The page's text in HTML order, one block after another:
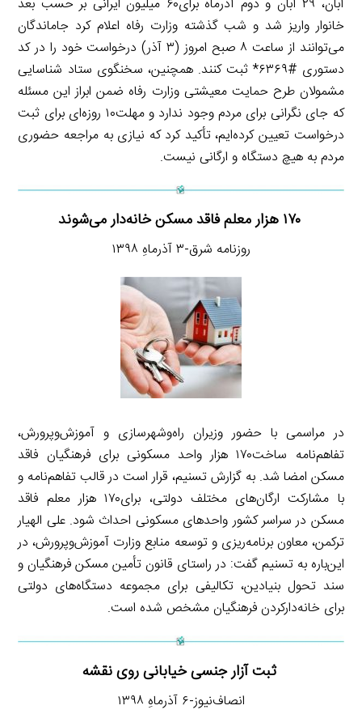
خانوار واریز شد و شب گذشته وزارت رفاه اعلام کرد جاماندگان
می‌توانند از ساعت ۸ صبح امروز (۳ آذر) درخواست خود را در کد
دستوری #۶۳۶۹* ثبت کنند. همچنین، سخنگوی ستاد شناسایی
مشمولان طرح حمایت معیشتی وزارت رفاه ضمن ابراز این مسئله
که جای نگرانی برای مردم وجود ندارد و مهلت۱۰ روزه‌ای برای ثبت
درخواست تعیین کرده‌ایم، تأکید کرد که نیازی به مراجعه حضوری
مردم به هیچ دستگاه و ارگانی نیست.
۱۷۰ هزار معلم فاقد مسکن خانه‌دار می‌شوند
روزنامه شرق-۳ آذرماهِ ۱۳۹۸
در مراسمی با حضور وزیران راه‌وشهرسازی و آموزش‌وپرورش،
تفاهم‌نامه ساخت۱۷۰ هزار واحد مسکونی برای فرهنگیان فاقد
مسکن امضا شد. به گزارش تسنیم، قرار است در قالب تفاهم‌نامه و
با مشارکت ارگان‌های مختلف دولتی، برای۱۷۰ هزار معلم فاقد
مسکن در سراسر کشور واحدهای مسکونی احداث شود. علی الهیار
ترکمن، معاون برنامه‌ریزی و توسعه منابع وزارت آموزش‌وپرورش، در
این‌باره به تسنیم گفت: در راستای قانون تأمین مسکن فرهنگیان و
سند تحول بنیادین، تکالیفی برای مجموعه دستگاه‌های دولتی
برای خانه‌دارکردن فرهنگیان مشخص شده است.
ثبت آزار جنسی خیابانی روی نقشه
انصاف‌نیوز-۶ آذرماهِ ۱۳۹۸